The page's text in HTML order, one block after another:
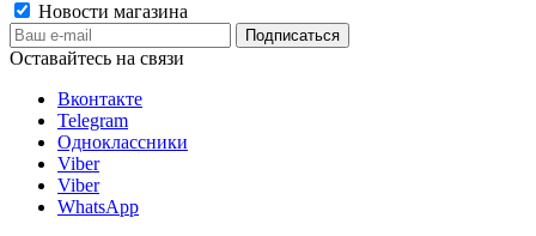
Новости магазина
Оставайтесь на связи
Вконтакте
Telegram
Одноклассники
Viber
Viber
WhatsApp